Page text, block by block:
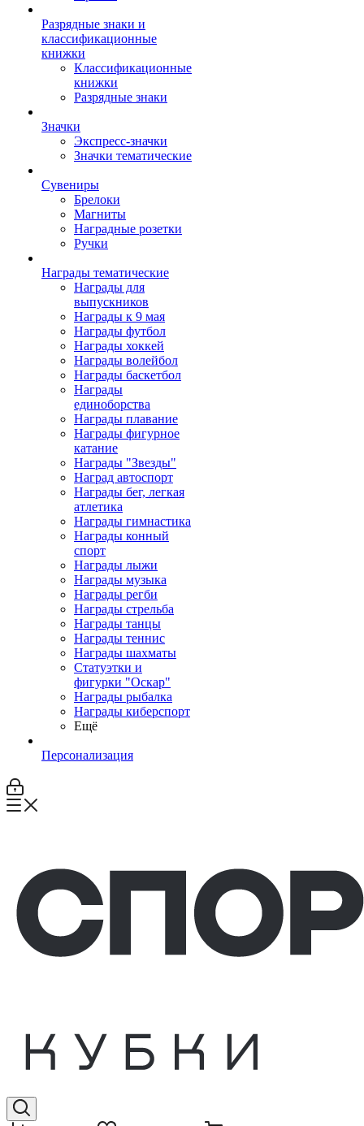
Разрядные знаки и
классификационные
книжки
Классификационные
книжки
Разрядные знаки
Значки
Экспресс-значки
Значки тематические
Сувениры
Брелоки
Магниты
Наградные розетки
Ручки
Награды тематические
Награды для
выпускников
Награды к 9 мая
Награды футбол
Награды хоккей
Награды волейбол
Награды баскетбол
Награды
единоборства
Награды плавание
Награды фигурное
катание
Награды "Звезды"
Наград автоспорт
Награды бег, легкая
атлетика
Награды гимнастика
Награды конный
спорт
Награды лыжи
Награды музыка
Награды регби
Награды стрельба
Награды танцы
Награды теннис
Награды шахматы
Статуэтки и
фигурки "Оскар"
Награды рыбалка
Награды киберспорт
Ещё
Персонализация